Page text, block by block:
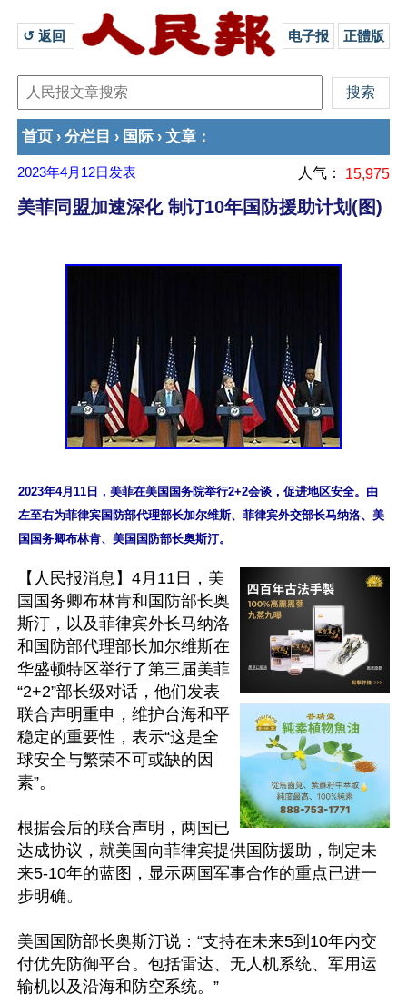
↺ 返回 电子报 正體版
首页 › 分栏目 › 国际 › 文章 ：
2023年4月12日 发表 人气： 15,975
美菲同盟加速深化 制订10年国防援助计划(图)
2023年4月11日，美菲在美国国务院举行2+2会谈，促进地区安全。由
左至右为菲律宾国防部代理部长加尔维斯、菲律宾外交部长马纳洛、美
【人民报消息】4月11日，美
国国务卿布林肯和国防部长奥
斯汀，以及菲律宾外长马纳洛
和国防部代理部长加尔维斯在
华盛顿特区举行了第三届美菲
“2+2”部长级对话，他们发表
联合声明重申，维护台海和平
稳定的重要性，表示“这是全
球安全与繁荣不可或缺的因
素”。
根据会后的联合声明，两国已
达成协议，就美国向菲律宾提供国防援助，制定未
来5-10年的蓝图，显示两国军事合作的重点已进一
步明确。
美国国防部长奥斯汀说：“支持在未来5到10年内交
付优先防御平台。包括雷达、无人机系统、军用运
输机以及沿海和防空系统。”